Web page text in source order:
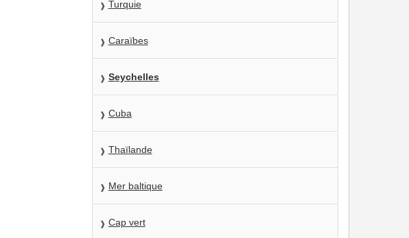
Turquie
Caraïbes
Seychelles
Cuba
Thaïlande
Mer baltique
Cap vert